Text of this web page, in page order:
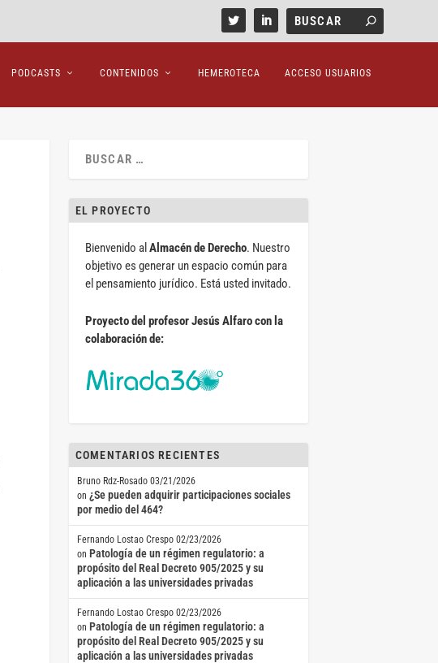
PODCASTS CONTENIDOS HEMEROTECA ACCESO USUARIOS
EL PROYECTO
Bienvenido al Almacén de Derecho. Nuestro
objetivo es generar un espacio común para
el pensamiento jurídico. Está usted invitado.
Proyecto del profesor Jesús Alfaro con la
colaboración de:
COMENTARIOS RECIENTES
Bruno Rdz-Rosado 03/21/2026
on ¿Se pueden adquirir participaciones sociales
por medio del 464?
Fernando Lostao Crespo 02/23/2026
on Patología de un régimen regulatorio: a
propósito del Real Decreto 905/2025 y su
aplicación a las universidades privadas
Fernando Lostao Crespo 02/23/2026
on Patología de un régimen regulatorio: a
propósito del Real Decreto 905/2025 y su
aplicación a las universidades privadas